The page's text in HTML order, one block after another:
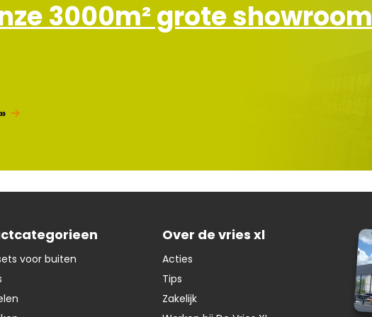
f
3000m² grote showroom
voor buiten
Over de vries xl
Acties
Tips
Zakelijk